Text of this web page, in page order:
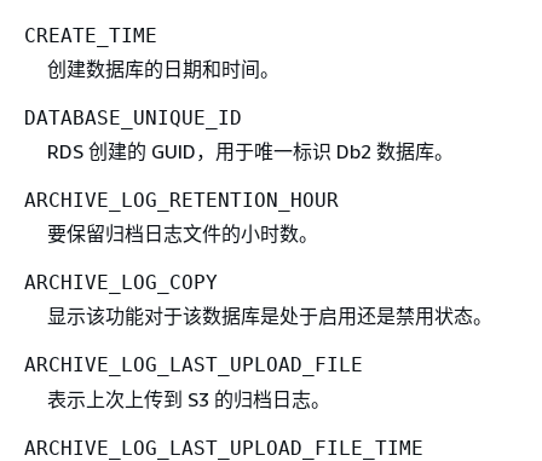
CREATE_TIME
创建数据库的日期和时间。
DATABASE_UNIQUE_ID
RDS 创建的 GUID，用于唯一标识 Db2 数据库。
ARCHIVE_LOG_RETENTION_HOUR
要保留归档日志文件的小时数。
ARCHIVE_LOG_COPY
显示该功能对于该数据库是处于启用还是禁用状态。
ARCHIVE_LOG_LAST_UPLOAD_FILE
表示上次上传到 S3 的归档日志。
ARCHIVE_LOG_LAST_UPLOAD_FILE_TIME